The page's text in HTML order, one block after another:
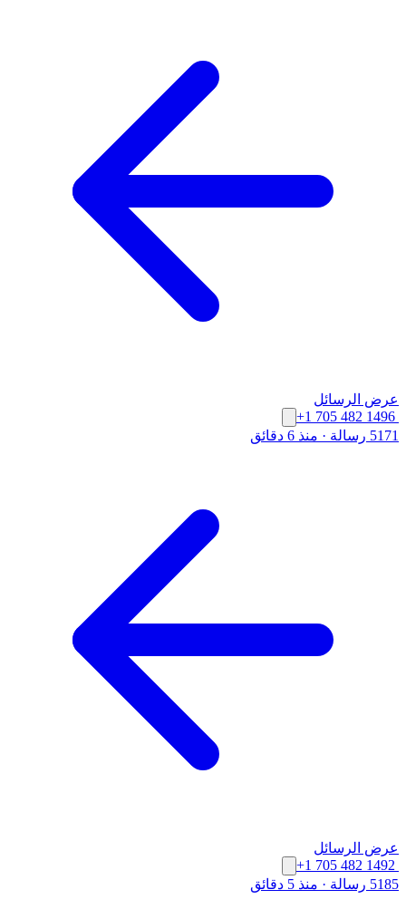
عرض الرسائل
+1 705 482 1496
5171 رسالة
· منذ 6 دقائق
عرض الرسائل
+1 705 482 1492
5185 رسالة
· منذ 5 دقائق